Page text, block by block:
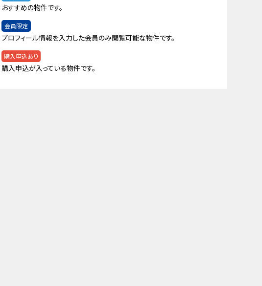
おすすめの物件です。
会員限定
プロフィール情報を入力した会員のみ閲覧可能な物件です。
購入申込あり
購入申込が入っている物件です。